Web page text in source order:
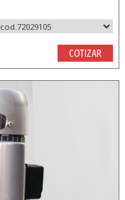
COTIZAR